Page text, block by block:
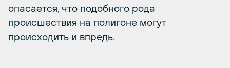
опасается, что подобного рода
происшествия на полигоне могут
происходить и впредь.